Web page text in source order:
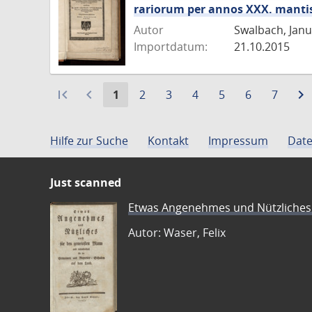
rariorum per annos XXX.
Autor
Swalbach,
Importdatum:
21.10.2015
first_page navigate_before
Aktuelle
1
Gehe
2
Gehe
3
Gehe
4
Gehe
5
Gehe
6
Gehe
7 navigate_next
Hilfe zur Suche
Kontakt Impressum
Just scanned
Etwas Angenehmes und
Autor: Waser, Felix